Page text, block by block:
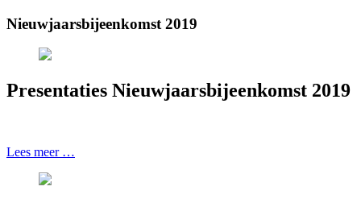
Nieuwjaarsbijeenkomst 2019
Presentaties Nieuwjaarsbijeenkomst 2019
Lees meer …